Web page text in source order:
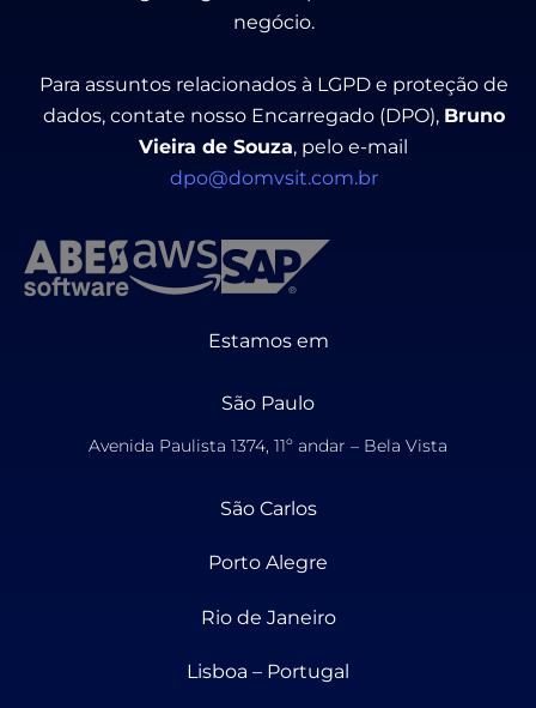
negócio.
Para assuntos relacionados à LGPD e proteção de
dados, contate nosso Encarregado (DPO), Bruno
Vieira de Souza, pelo e-mail
dpo@domvsit.com.br
Estamos em
São Paulo
Avenida Paulista 1374, 11º andar – Bela Vista
São Carlos
Porto Alegre
Rio de Janeiro
Lisboa – Portugal